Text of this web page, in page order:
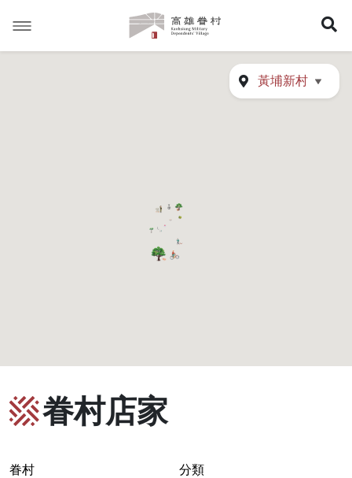
高
雄
眷
眷村店家
眷村 分類